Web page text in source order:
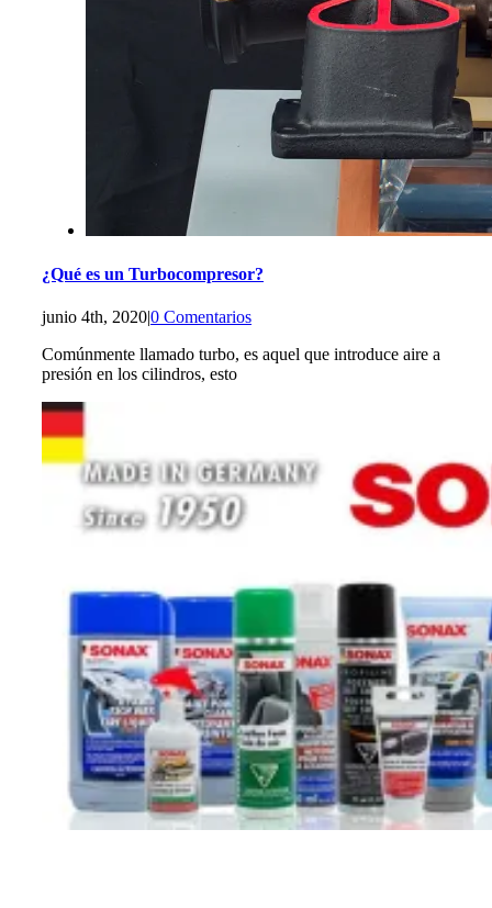
¿Qué es un Turbocompresor?
junio 4th, 2020|0 Comentarios
Comúnmente llamado turbo, es aquel que introduce aire a
presión en los cilindros, esto